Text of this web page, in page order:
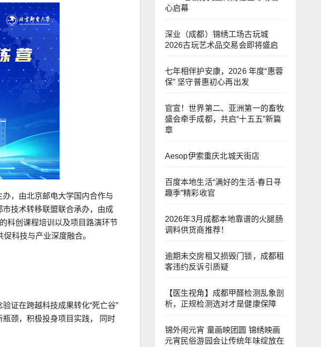
，由北京邮电大学国内合作与
技术转移联盟联合承办，由成
科创课程培训以及项目路演环节
科技与产业深度融合。
证在跨越科技成果转化“死亡谷”
颈，积极投身项目实践， 同时
心启幕
深业（成都）锦绣工场古玩城
2026古玩艺术品交易会即将盛启
七年相伴护安康，2026 年度“惠蓉
保” 坚守普惠初心再出发
官宣！世界第二、亚洲第一的畜牧
盛会牵手成都，共启“十五五”新篇
章
Aesop伊索重庆北城天街店
百度本地生活“满好的生活·春日寻
趣季”精彩收官
2026年3月成都本地靠谱的火腿肠
调料供货商推荐！
逾期未交房租又损毁门锁，成都租
客违约反诉引质疑
【医生视角】成都甲醛检测乱象剖
析，正规检测选对才是健康保障
锦外闹元宵 童画映团圆 锦绣映画
元宵民俗游园会让传统年味绽放在